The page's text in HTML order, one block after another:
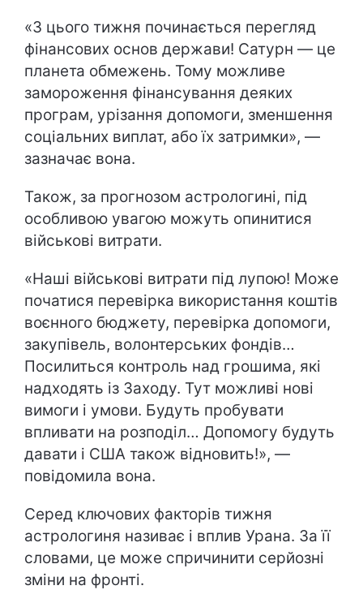
«З цього тижня починається перегляд
фінансових основ держави! Сатурн — це
планета обмежень. Тому можливе
замороження фінансування деяких
програм, урізання допомоги, зменшення
соціальних виплат, або їх затримки», —
зазначає вона.
Також, за прогнозом астрологині, під
особливою увагою можуть опинитися
військові витрати.
«Наші військові витрати під лупою! Може
початися перевірка використання коштів
воєнного бюджету, перевірка допомоги,
закупівель, волонтерських фондів…
Посилиться контроль над грошима, які
надходять із Заходу. Тут можливі нові
вимоги і умови. Будуть пробувати
впливати на розподіл… Допомогу будуть
давати і США також відновить!», —
повідомила вона.
Серед ключових факторів тижня
астрологиня називає і вплив Урана. За її
словами, це може спричинити серйозні
зміни на фронті.